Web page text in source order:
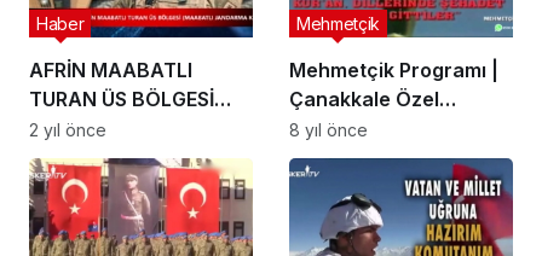
AFRİN MAABATLI
TURAN ÜS BÖLGESİ
(MAABATLI
JANDARMA KIŞLASI)
Haber
2 yıl önce
Mehmetçik Programı |
Çanakkale Özel
Tanıtımı
Mehmetçik
8 yıl önce